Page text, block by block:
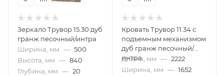
Зеркало Трувор 15.30 дуб
гранж песочный/интра
Ширина, мм — 500
Высота, мм — 840
Глубина, мм — 20
Кровать Трувор 11.34 с
подъемным механизмом
дуб гранж песочный/
интра
Длина, мм — 2222
Ширина, мм — 1652